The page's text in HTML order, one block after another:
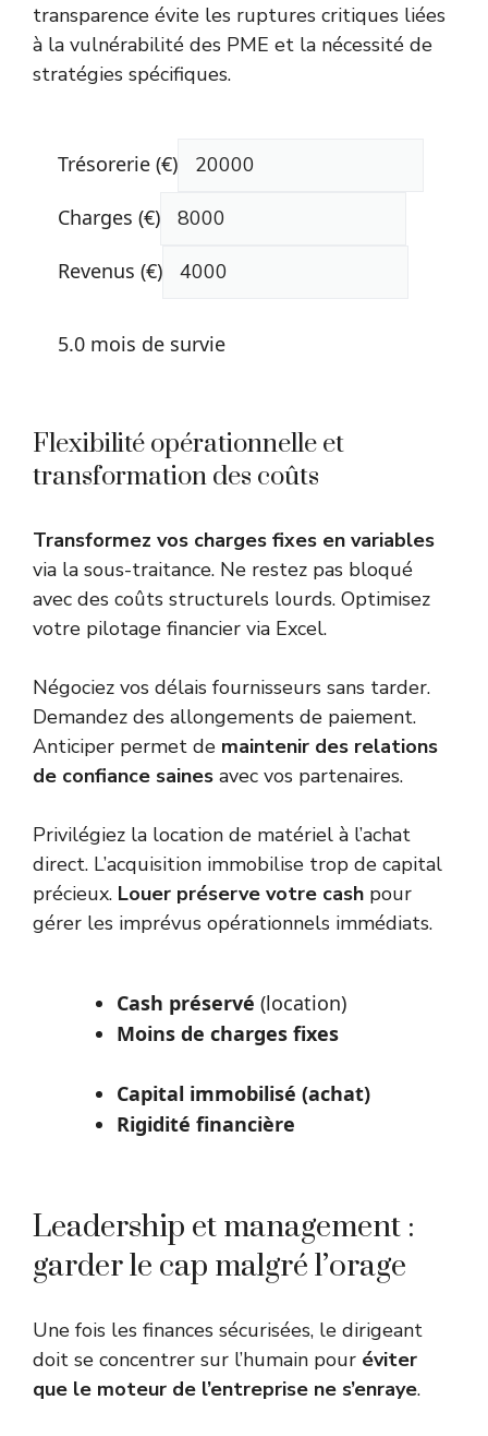
transparence évite les ruptures critiques liées
à la vulnérabilité des PME et la nécessité de
stratégies spécifiques.
Trésorerie (€)
Charges (€)
Revenus (€)
5.0mois de survie
Flexibilité opérationnelle et
transformation des coûts
Transformez vos charges fixes en variables
via la sous-traitance. Ne restez pas bloqué
avec des coûts structurels lourds. Optimisez
votre pilotage financier via Excel.
Négociez vos délais fournisseurs sans tarder.
Demandez des allongements de paiement.
Anticiper permet de maintenir des relations
de confiance saines avec vos partenaires.
Privilégiez la location de matériel à l’achat
direct. L’acquisition immobilise trop de capital
précieux. Louer préserve votre cash pour
gérer les imprévus opérationnels immédiats.
Cash préservé (location)
Moins de charges fixes
Capital immobilisé (achat)
Rigidité financière
Leadership et management :
garder le cap malgré l’orage
Une fois les finances sécurisées, le dirigeant
doit se concentrer sur l’humain pour éviter
que le moteur de l’entreprise ne s’enraye.